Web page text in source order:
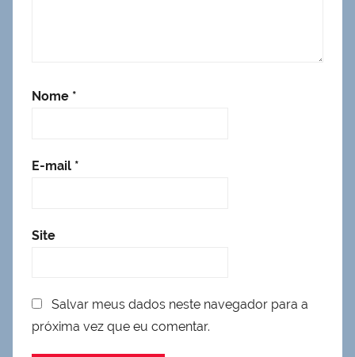
Nome *
E-mail *
Site
Salvar meus dados neste navegador para a
próxima vez que eu comentar.